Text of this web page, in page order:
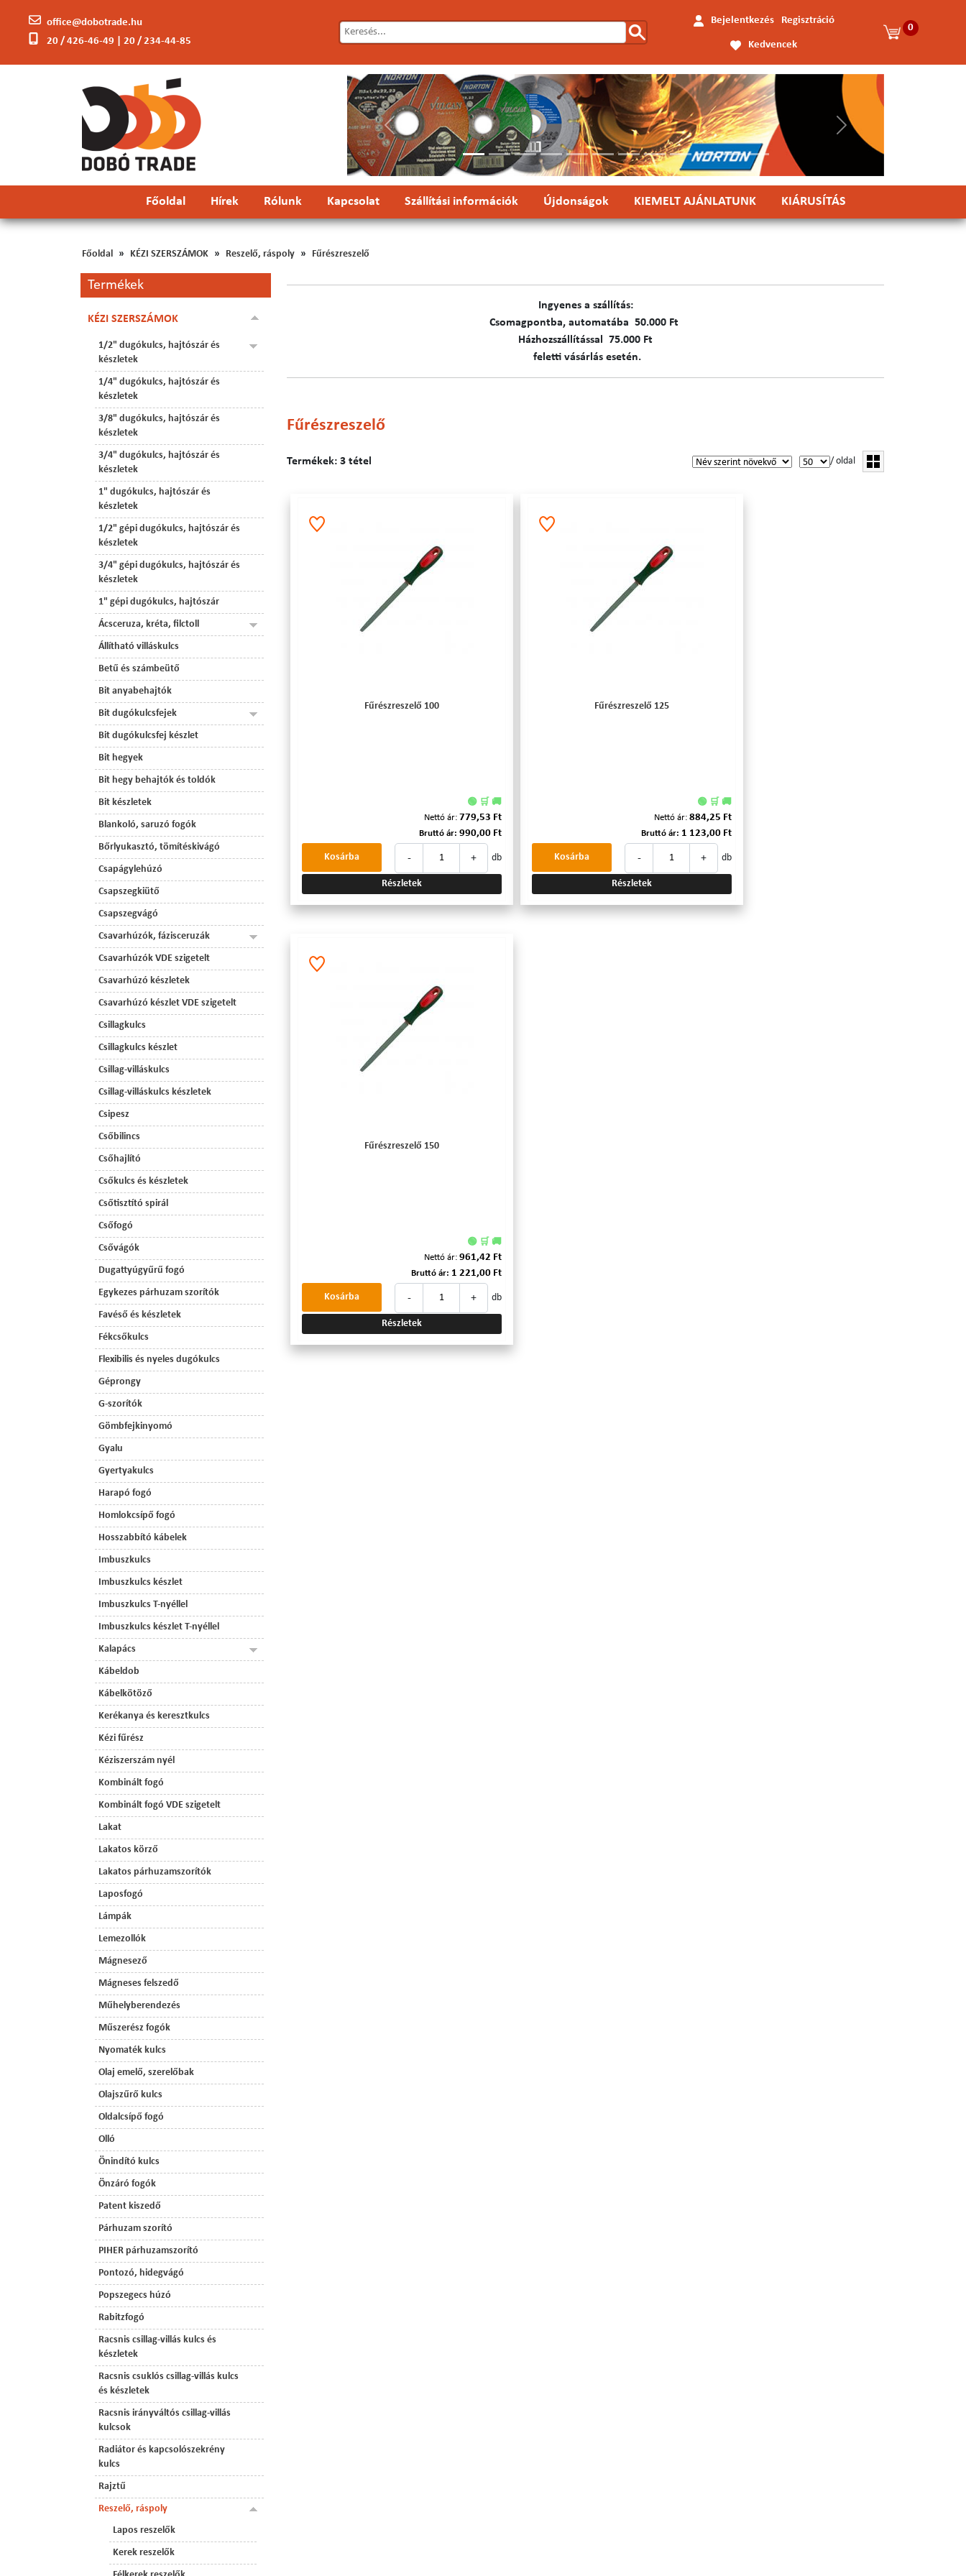
office@dobotrade.hu
20 / 426-46-49 | 20 / 234-44-85
Bejelentkezés Regisztráció
Kedvencek
0
Előző Következő
Főoldal Hírek Rólunk Kapcsolat Szállítási információk Újdonságok KIEMELT AJÁNLATUNK KIÁRUSÍTÁS
Főoldal KÉZI SZERSZÁMOK Reszelő, ráspoly Fűrészreszelő
Termékek
KÉZI SZERSZÁMOK
1/2" dugókulcs, hajtószár és
készletek
1/4" dugókulcs, hajtószár és
készletek
3/8" dugókulcs, hajtószár és
készletek
3/4" dugókulcs, hajtószár és
készletek
1" dugókulcs, hajtószár és
készletek
1/2" gépi dugókulcs, hajtószár és
készletek
3/4" gépi dugókulcs, hajtószár és
készletek
1" gépi dugókulcs, hajtószár
Ácsceruza, kréta, filctoll
Állítható villáskulcs
Betű és számbeütő
Bit anyabehajtók
Bit dugókulcsfejek
Bit dugókulcsfej készlet
Bit hegyek
Bit hegy behajtók és toldók
Bit készletek
Blankoló, saruzó fogók
Bőrlyukasztó, tömítéskivágó
Csapágylehúzó
Csapszegkiütő
Csapszegvágó
Csavarhúzók, fázisceruzák
Csavarhúzók VDE szigetelt
Csavarhúzó készletek
Csavarhúzó készlet VDE szigetelt
Csillagkulcs
Csillagkulcs készlet
Csillag-villáskulcs
Csillag-villáskulcs készletek
Csipesz
Csőbilincs
Csőhajlító
Csőkulcs és készletek
Csőtisztító spirál
Csőfogó
Csővágók
Dugattyúgyűrű fogó
Egykezes párhuzam szorítók
Favéső és készletek
Fékcsőkulcs
Flexibilis és nyeles dugókulcs
Géprongy
G-szorítók
Gömbfejkinyomó
Gyalu
Gyertyakulcs
Harapó fogó
Homlokcsípő fogó
Hosszabbító kábelek
Imbuszkulcs
Imbuszkulcs készlet
Imbuszkulcs T-nyéllel
Imbuszkulcs készlet T-nyéllel
Kalapács
Kábeldob
Kábelkötöző
Kerékanya és keresztkulcs
Kézi fűrész
Kéziszerszám nyél
Kombinált fogó
Kombinált fogó VDE szigetelt
Lakat
Lakatos körző
Lakatos párhuzamszorítók
Laposfogó
Lámpák
Lemezollók
Mágnesező
Mágneses felszedő
Műhelyberendezés
Műszerész fogók
Nyomaték kulcs
Olaj emelő, szerelőbak
Olajszűrő kulcs
Oldalcsípő fogó
Olló
Önindító kulcs
Önzáró fogók
Patent kiszedő
Párhuzam szorító
PIHER párhuzamszorító
Pontozó, hidegvágó
Popszegecs húzó
Rabitzfogó
Racsnis csillag-villás kulcs és
készletek
Racsnis csuklós csillag-villás kulcs
és készletek
Racsnis irányváltós csillag-villás
kulcsok
Radiátor és kapcsolószekrény
kulcs
Rajztű
Reszelő, ráspoly
Lapos reszelők
Kerek reszelők
Ingyenes a szállítás:
C​​​somagpontba, automatába 50.000 Ft
Házhozszállítással 75.000 Ft
feletti vásárlás esetén.
Fűrészreszelő
Termékek: 3 tétel / oldal
Fűrészreszelő 100
🟢 🛒 🚚
Nettó ár: 779,53 Ft
Bruttó ár: 990,00 Ft
- + db
Kosárba
Részletek
Fűrészreszelő 125
🟢 🛒 🚚
Nettó ár: 884,25 Ft
Bruttó ár: 1 123,00 Ft
- + db
Kosárba
Részletek
Fűrészreszelő 150
🟢 🛒 🚚
Nettó ár: 961,42 Ft
Bruttó ár: 1 221,00 Ft
- + db
Kosárba
Részletek